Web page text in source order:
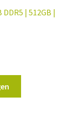
DDR5 | 512GB |